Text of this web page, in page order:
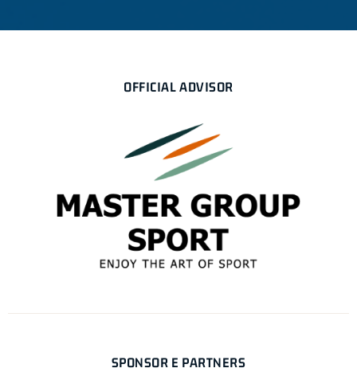
OFFICIAL ADVISOR
SPONSOR E PARTNERS